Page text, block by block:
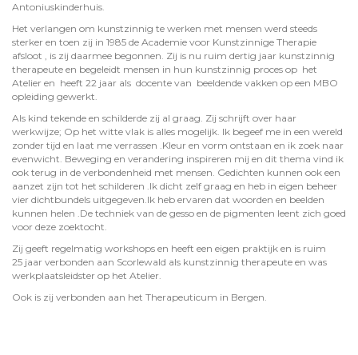
Antoniuskinderhuis.
Het verlangen om kunstzinnig te werken met mensen werd steeds
sterker en toen zij in 1985 de Academie voor Kunstzinnige Therapie
afsloot , is zij daarmee begonnen. Zij is nu ruim dertig jaar kunstzinnig
therapeute en begeleidt mensen in hun kunstzinnig proces op het
Atelier en heeft 22 jaar als docente van beeldende vakken op een MBO
opleiding gewerkt.
Als kind tekende en schilderde zij al graag. Zij schrijft over haar
werkwijze; Op het witte vlak is alles mogelijk. Ik begeef me in een wereld
zonder tijd en laat me verrassen .Kleur en vorm ontstaan en ik zoek naar
evenwicht. Beweging en verandering inspireren mij en dit thema vind ik
ook terug in de verbondenheid met mensen. Gedichten kunnen ook een
aanzet zijn tot het schilderen .Ik dicht zelf graag en heb in eigen beheer
vier dichtbundels uitgegeven.Ik heb ervaren dat woorden en beelden
kunnen helen .De techniek van de gesso en de pigmenten leent zich goed
voor deze zoektocht.
Zij geeft regelmatig workshops en heeft een eigen praktijk en is ruim
25 jaar verbonden aan Scorlewald als kunstzinnig therapeute en was
werkplaatsleidster op het Atelier.
Ook is zij verbonden aan het Therapeuticum in Bergen.